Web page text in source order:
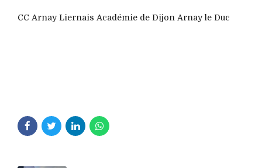
CC Arnay Liernais Académie de Dijon Arnay le Duc